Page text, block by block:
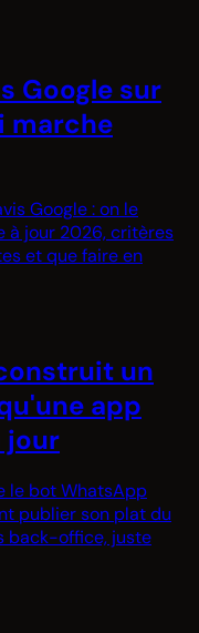
Google sur
marche
Google : on le
à jour 2026, critères
et que faire en
un
app
jour
le bot WhatsApp
publier son plat du
back-office, juste